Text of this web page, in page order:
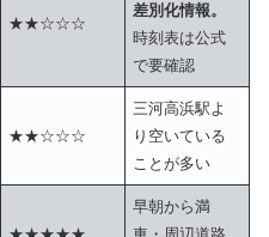
★★☆☆☆
差別化情報。
時刻表は公式
で要確認
★★☆☆☆
三河高浜駅よ
り空いている
ことが多い
早朝から満